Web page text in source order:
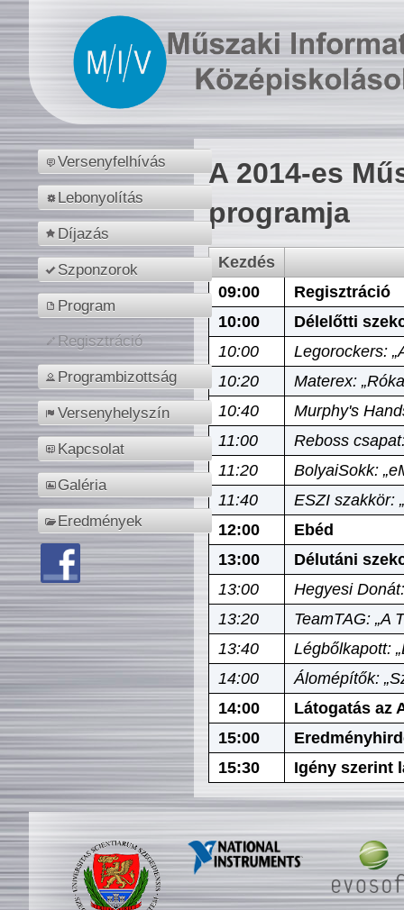
Versenyfelhívás
Lebonyolítás
Díjazás
Szponzorok
Program
Regisztráció
Programbizottság
Versenyhelyszín
Kapcsolat
Galéria
Eredmények
A 2014-es
programja
Kezdés
09:00
Regisztráció
10:00
Délelőtti
10:00
Legorockers:
10:20
Materex:
10:40
Murphy's
11:00
Reboss
11:20
BolyaiSokk:
11:40
ESZI szakkör:
12:00
Ebéd
13:00
Délutáni
13:00
Hegyesi
13:20
TeamTAG: „A
13:40
Légbőlkapott:
14:00
Álomépítők:
14:00
Látogatás az
15:00
15:30
Igény szerint